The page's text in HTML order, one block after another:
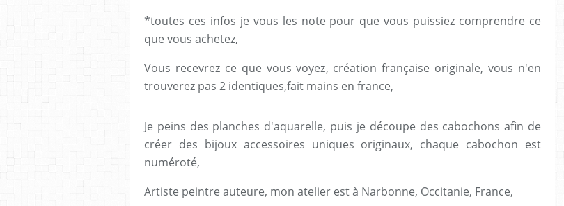
*toutes ces infos je vous les note pour que vous puissiez comprendre ce
que vous achetez,
Vous recevrez ce que vous voyez, création française originale, vous n'en
trouverez pas 2 identiques,fait mains en france,
Je peins des planches d'aquarelle, puis je découpe des cabochons afin de
créer des bijoux accessoires uniques originaux, chaque cabochon est
numéroté,
Artiste peintre auteure, mon atelier est à Narbonne, Occitanie, France,